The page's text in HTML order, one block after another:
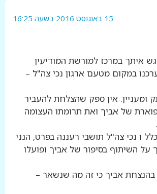
15 באוגוסט 2016 בשעה 16:25
איתך במרכז למורשת המודיעין
במקום מטעם ארגון נכי צה"ל –
ומעניין. אין ספק שהצלחת להעביר
של אביך ואת תרומתו העצומה
ו נכי צה"ל תושבי רעננה בפרט, הנני
על השיתוף בסיפור של אביך ופועלו
בהנצחת אביך כי זה מה שנשאר –